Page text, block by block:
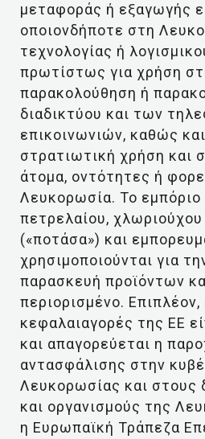
μεταφοράς ή εξαγωγής
οποιονδήποτε στη
τεχνολογίας ή
πρωτίστως για χρήση
παρακολούθηση ή
διαδικτύου και των
επικοινωνιών, καθώς
στρατιωτική χρήση και
άτομα, οντότητες ή
Λευκορωσία. Το εμπόριο
πετρελαίου, χλωριούχου
(«ποτάσα») και
χρησιμοποιούνται για
παρασκευή προϊόντων
περιορισμένο.
κεφαλαιαγορές της ΕΕ
και απαγορεύεται η
αντασφάλισης στην
Λευκορωσίας και στους
και οργανισμούς της
η Ευρωπαϊκή Τράπεζα